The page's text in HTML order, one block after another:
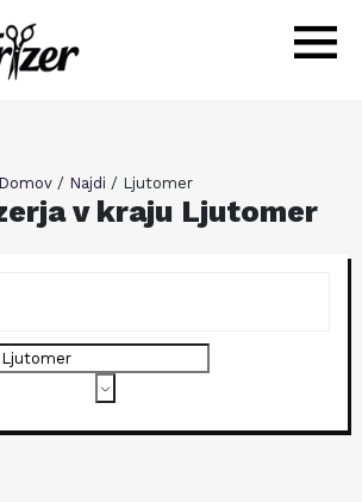
Domov / Najdi / Ljutomer
v kraju Ljutomer